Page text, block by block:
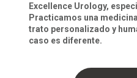
Excellence Urology,
Practicamos una
trato personalizado y
caso es diferente.